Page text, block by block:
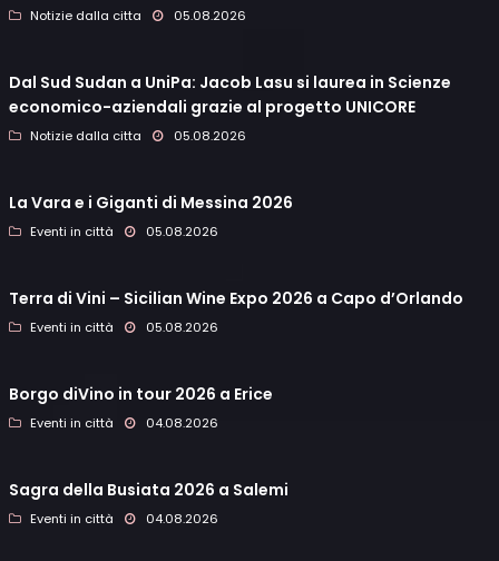
Notizie dalla citta 05.08.2026
Dal Sud Sudan a UniPa: Jacob Lasu si laurea in Scienze
economico-aziendali grazie al progetto UNICORE
Notizie dalla citta 05.08.2026
La Vara e i Giganti di Messina 2026
Eventi in città 05.08.2026
Terra di Vini – Sicilian Wine Expo 2026 a Capo d’Orlando
Eventi in città 05.08.2026
Borgo diVino in tour 2026 a Erice
Eventi in città 04.08.2026
Sagra della Busiata 2026 a Salemi
Eventi in città 04.08.2026